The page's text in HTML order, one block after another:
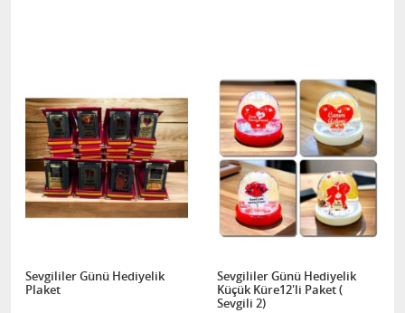
Sevgililer Günü Hediyelik
Plaket
Sevgililer Günü Hediyelik
Küçük Küre12'li Paket (
Sevgili 2)